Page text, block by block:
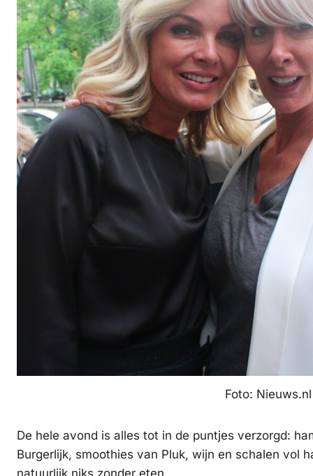
Foto: Nieuws.nl
De hele avond is alles tot in de puntjes verzorgd:
Burgerlijk, smoothies van Pluk, wijn en schalen vol